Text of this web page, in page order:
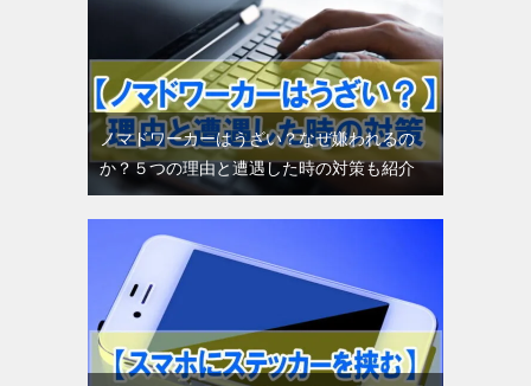
ノマドワーカーはうざい？なぜ嫌われるの
か？５つの理由と遭遇した時の対策も紹介